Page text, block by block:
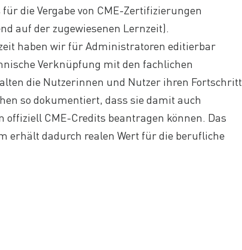
die Vergabe von CME-Zertifizierungen
auf der zugewiesenen Lernzeit).
haben wir für Administratoren editierbar
Verknüpfung mit den fachlichen
die Nutzerinnen und Nutzer ihren Fortschritt
so dokumentiert, dass sie damit auch
CME-Credits beantragen können. Das
erhält dadurch realen Wert für die berufliche